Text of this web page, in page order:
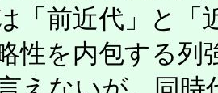
「前近代」と「
性を内包する